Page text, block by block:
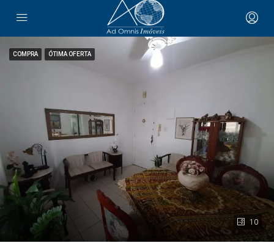
10
COMPRA ÓTIMA OFERTA